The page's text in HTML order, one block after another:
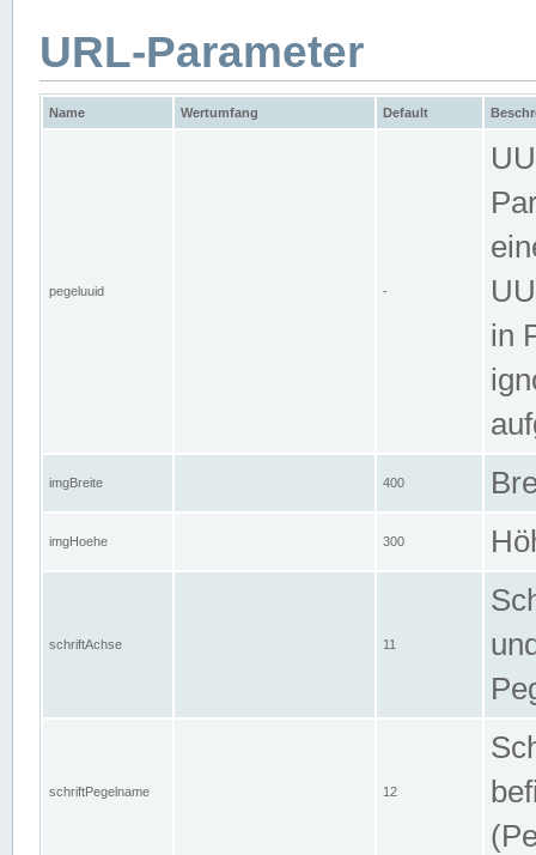
URL-Parameter
Name Wertumfang Default
pegeluuid -
in
imgBreite 400
imgHoehe 300
schriftAchse 11
schriftPegelname 12